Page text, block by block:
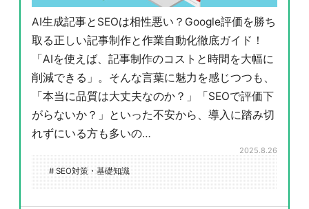
AI生成記事とSEOは相性悪い？Google評価を勝ち
取る正しい記事制作と作業自動化徹底ガイド！
「AIを使えば、記事制作のコストと時間を大幅に
削減できる」。そんな言葉に魅力を感じつつも、
「本当に品質は大丈夫なのか？」「SEOで評価下
がらないか？」といった不安から、導入に踏み切
れずにいる方も多いの…
2025.8.26
# SEO対策・基礎知識